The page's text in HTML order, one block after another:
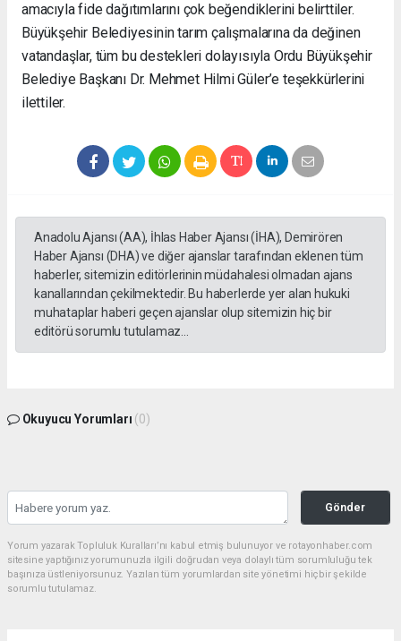
amacıyla fide dağıtımlarını çok beğendiklerini belirttiler.
Büyükşehir Belediyesinin tarım çalışmalarına da değinen
vatandaşlar, tüm bu destekleri dolayısıyla Ordu Büyükşehir
Belediye Başkanı Dr. Mehmet Hilmi Güler’e teşekkürlerini
ilettiler.
Anadolu Ajansı (AA), İhlas Haber Ajansı (İHA), Demirören
Haber Ajansı (DHA) ve diğer ajanslar tarafından eklenen tüm
haberler, sitemizin editörlerinin müdahalesi olmadan ajans
kanallarından çekilmektedir. Bu haberlerde yer alan hukuki
muhataplar haberi geçen ajanslar olup sitemizin hiç bir
editörü sorumlu tutulamaz...
Okuyucu Yorumları (0)
Gönder
Yorum yazarak Topluluk Kuralları’nı kabul etmiş bulunuyor ve rotayonhaber.com
sitesine yaptığınız yorumunuzla ilgili doğrudan veya dolaylı tüm sorumluluğu tek
başınıza üstleniyorsunuz. Yazılan tüm yorumlardan site yönetimi hiçbir şekilde
sorumlu tutulamaz.